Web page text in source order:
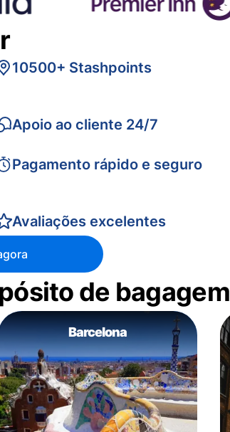
10500+ Stashpoints
Apoio ao cliente 24/7
Pagamento rápido e seguro
Avaliações excelentes
de bagagem
Barcelona